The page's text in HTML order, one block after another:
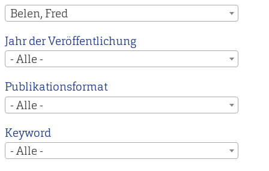
to
our
main
instead.
Belen, Fred
Jahr der Veröffentlichung
- Alle -
Publikationsformat
- Alle -
Keyword
- Alle -